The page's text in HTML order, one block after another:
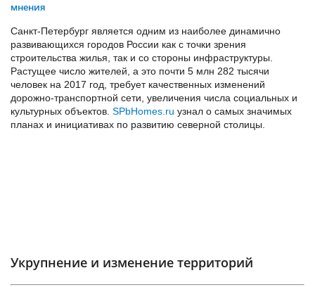
мнения
Санкт-Петербург является одним из наиболее динамично
развивающихся городов России как с точки зрения
строительства жилья, так и со стороны инфраструктуры.
Растущее число жителей, а это почти 5 млн 282 тысячи
человек на 2017 год, требует качественных изменений
дорожно-транспортной сети, увеличения числа социальных и
культурных объектов. SPbHomes.ru узнал о самых значимых
планах и инициативах по развитию северной столицы.
Укрупнение и изменение территорий